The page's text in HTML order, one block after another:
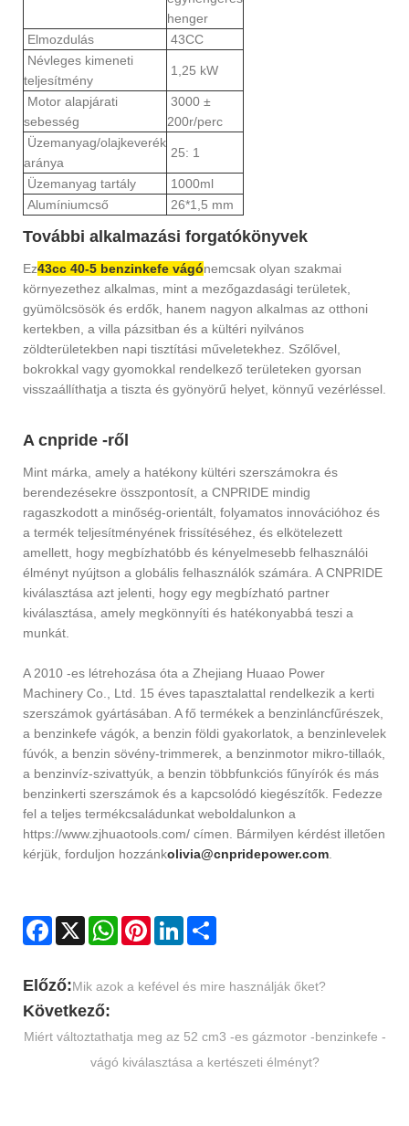
henger
Elmozdulás
43CC
Névleges kimeneti
teljesítmény
1,25 kW
Motor alapjárati
sebesség
3000 ±
200r/perc
Üzemanyag/olajkeverék
aránya
25: 1
Üzemanyag tartály
1000ml
Alumíniumcső
26*1,5 mm
További alkalmazási forgatókönyvek
Ez43cc 40-5 benzinkefe vágónemcsak olyan szakmai
környezethez alkalmas, mint a mezőgazdasági területek,
gyümölcsösök és erdők, hanem nagyon alkalmas az otthoni
kertekben, a villa pázsitban és a kültéri nyilvános
zöldterületekben napi tisztítási műveletekhez. Szőlővel,
bokrokkal vagy gyomokkal rendelkező területeken gyorsan
visszaállíthatja a tiszta és gyönyörű helyet, könnyű vezérléssel.
A cnpride -ről
Mint márka, amely a hatékony kültéri szerszámokra és
berendezésekre összpontosít, a CNPRIDE mindig
ragaszkodott a minőség-orientált, folyamatos innovációhoz és
a termék teljesítményének frissítéséhez, és elkötelezett
amellett, hogy megbízhatóbb és kényelmesebb felhasználói
élményt nyújtson a globális felhasználók számára. A CNPRIDE
kiválasztása azt jelenti, hogy egy megbízható partner
kiválasztása, amely megkönnyíti és hatékonyabbá teszi a
munkát.
A 2010 -es létrehozása óta a Zhejiang Huaao Power
Machinery Co., Ltd. 15 éves tapasztalattal rendelkezik a kerti
szerszámok gyártásában. A fő termékek a benzinláncfűrészek,
a benzinkefe vágók, a benzin földi gyakorlatok, a benzinlevelek
fúvók, a benzin sövény-trimmerek, a benzinmotor mikro-tillaók,
a benzinvíz-szivattyúk, a benzin többfunkciós fűnyírók és más
benzinkerti szerszámok és a kapcsolódó kiegészítők. Fedezze
fel a teljes termékcsaládunkat weboldalunkon a
https://www.zjhuaotools.com/ címen. Bármilyen kérdést illetően
kérjük, forduljon hozzánkolivia@cnpridepower.com
Facebook
X WhatsAppPinterestLinkedIn
Előző:Mik azok a kefével és mire használják őket?
Következő:
Miért változtathatja meg az 52 cm3 -es gázmotor -benzinkefe -
vágó kiválasztása a kertészeti élményt?